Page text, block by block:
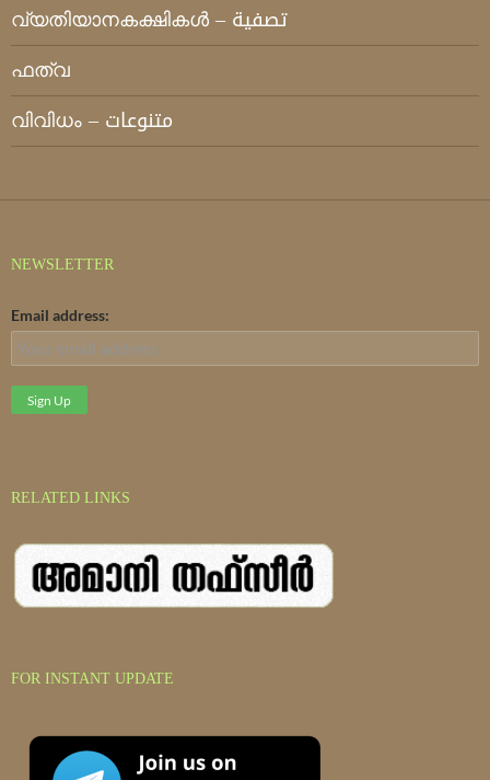
വ്യതിയാനകക്ഷികള്‍ – تصفية
ഫത്‌വ
വിവിധം – متنوعات
NEWSLETTER
Email address:
RELATED LINKS
FOR INSTANT UPDATE